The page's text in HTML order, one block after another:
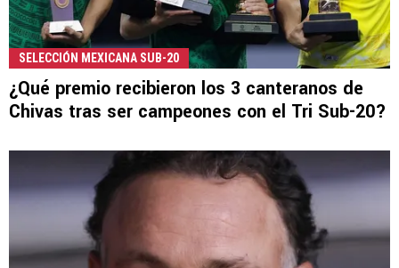
SELECCIÓN MEXICANA SUB-20
¿Qué premio recibieron los 3 canteranos de
Chivas tras ser campeones con el Tri Sub-20?